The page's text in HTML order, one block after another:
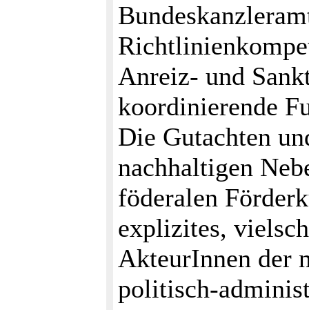
Anreiz- und
koordinierende
Die Gutachten
nachhaltigen
föderalen
explizites,
AkteurInnen der
politisch-